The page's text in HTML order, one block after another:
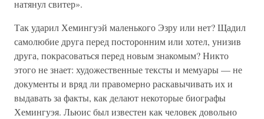
натянул свитер».
Так ударил Хемингуэй маленького Эзру или нет? Щадил
самолюбие друга перед посторонним или хотел, унизив
друга, покрасоваться перед новым знакомым? Никто
этого не знает: художественные тексты и мемуары — не
документы и вряд ли правомерно раскавычивать их и
выдавать за факты, как делают некоторые биографы
Хемингуэя. Льюис был известен как человек довольно